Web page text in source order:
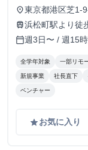
です。 【成果報酬制の場合】 下記いずれかを希望に応じて
選択可能です。 ・1コール単価70円~100円（想定時給
1200~1600円）
得単価の成果報
ンバーも多く在
place東京都港区芝1-
train浜松町駅より徒
calendar_today週3日〜 / 週15
全学年対象 一部リモ
新規事業 社長直下
ベンチャー
gradeお気に入り